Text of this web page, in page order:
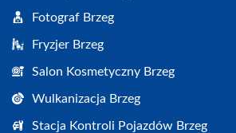
Fotograf Brzeg
Fryzjer Brzeg
Salon Kosmetyczny Brzeg
Wulkanizacja Brzeg
Stacja Kontroli Pojazdów Brzeg